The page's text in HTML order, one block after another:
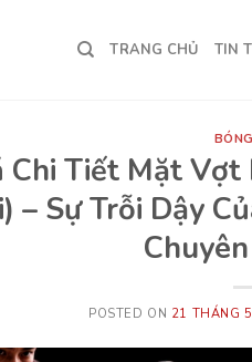
TRANG CHỦ TIN
Chi Tiết Mặt Vợt
– Sự Trỗi Dậy
POSTED ON 21 THÁNG